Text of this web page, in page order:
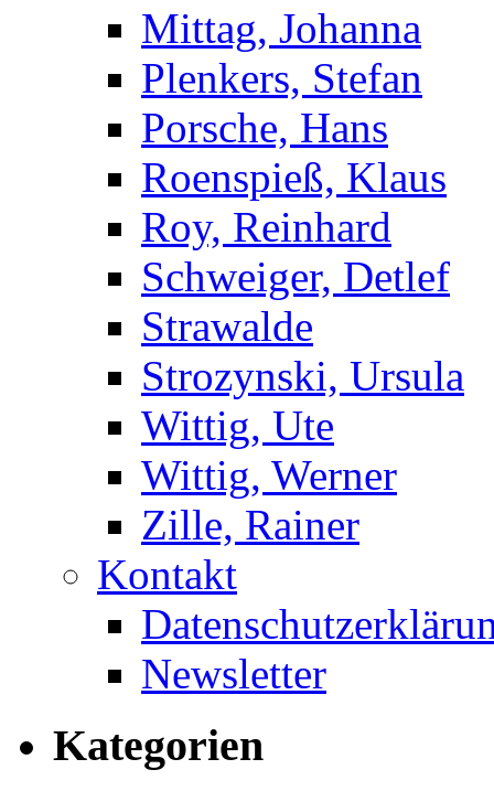
Mittag, Johanna
Plenkers, Stefan
Porsche, Hans
Roenspieß, Klaus
Roy, Reinhard
Schweiger, Detlef
Strawalde
Strozynski, Ursula
Wittig, Ute
Wittig, Werner
Zille, Rainer
Kontakt
Newsletter
Kategorien